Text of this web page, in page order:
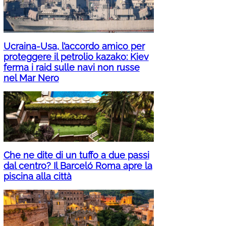
Ucraina-Usa, l’accordo amico per
proteggere il petrolio kazako: Kiev
ferma i raid sulle navi non russe
nel Mar Nero
Che ne dite di un tuffo a due passi
dal centro? Il Barceló Roma apre la
piscina alla città